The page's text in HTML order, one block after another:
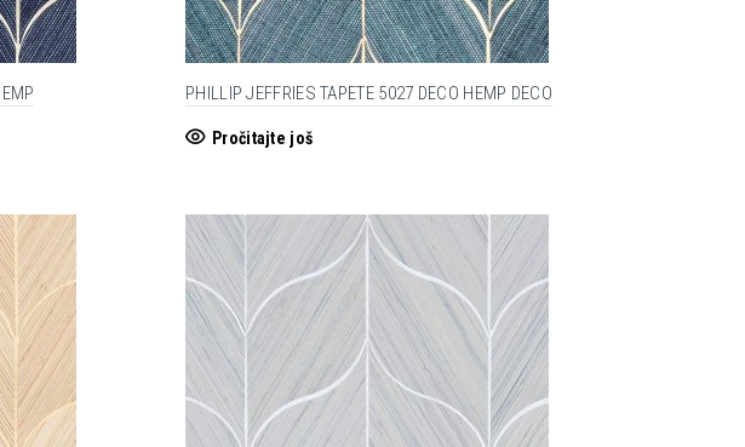
PHILLIP JEFFRIES TAPETE 5027 DECO HEMP DECO
Pročitajte još